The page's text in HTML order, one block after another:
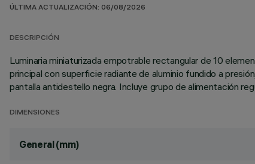
ÚLTIMA ACTUALIZACIÓN: 06/08/2026
DESCRIPCIÓN
Luminaria miniaturizada empotrable rectangular de 10
principal con superficie radiante de aluminio fundido a
pantalla antidestello negra. Incluye grupo de alimentación
DIMENSIONES
General (mm)